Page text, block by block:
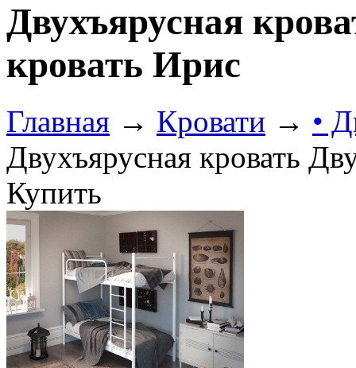
Двухъярусная
кровать Ирис
Главная → Кровати → •
Двухъярусная кровать
Купить